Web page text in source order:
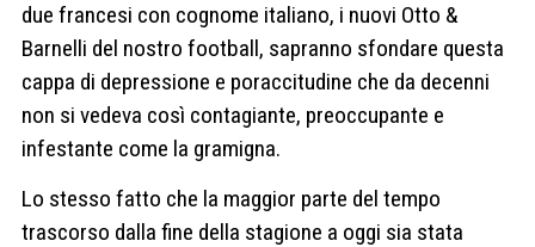
due francesi con cognome italiano, i nuovi Otto &
Barnelli del nostro football, sapranno sfondare questa
cappa di depressione e poraccitudine che da decenni
non si vedeva così contagiante, preoccupante e
infestante come la gramigna.
Lo stesso fatto che la maggior parte del tempo
trascorso dalla fine della stagione a oggi sia stata